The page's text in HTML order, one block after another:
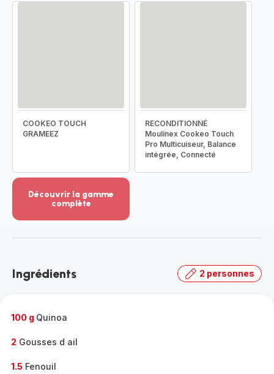
COOKEO TOUCH
GRAMEEZ
RECONDITIONNÉ
Moulinex Cookeo Touch
Pro Multicuiseur, Balance
intégrée, Connecté
Découvrir la gamme
complète
-
gamme
Ingrédients 2 personnes
100 g Quinoa
2 Gousses d ail
1.5 Fenouil